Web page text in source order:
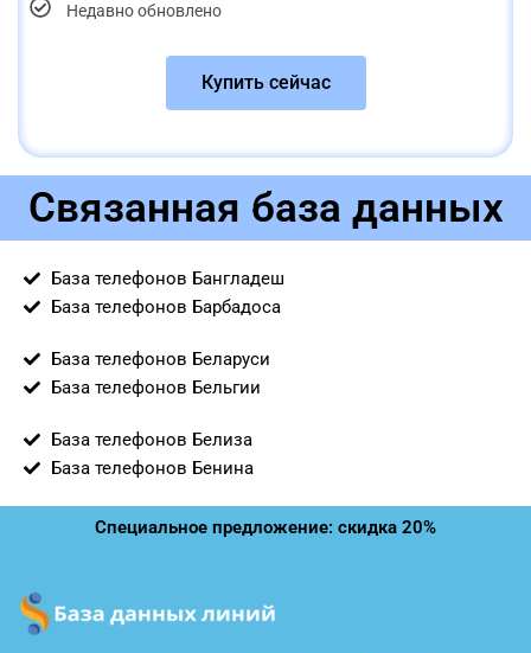
Недавно обновлено
Купить сейчас
Связанная база данных
База телефонов Бангладеш
База телефонов Барбадоса
База телефонов Беларуси
База телефонов Бельгии
База телефонов Белиза
База телефонов Бенина
Специальное предложение: скидка 20%